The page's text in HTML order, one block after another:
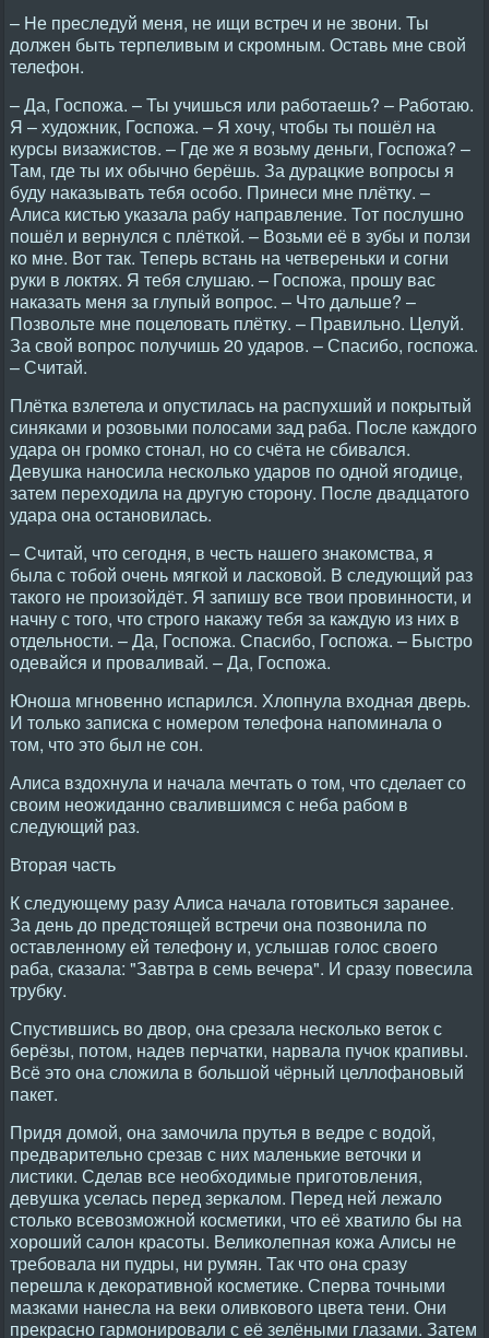
– Hе преследуй меня, не ищи встреч и не звони. Ты
должен быть терпеливым и скромным. Оставь мне свой
телефон.
– Да, Госпожа. – Ты учишься или работаешь? – Работаю.
Я – художник, Госпожа. – Я хочу, чтобы ты пошёл на
курсы визажистов. – Где же я возьму деньги, Госпожа? –
Там, где ты их обычно берёшь. За дурацкие вопросы я
буду наказывать тебя особо. Принеси мне плётку. –
Алиса кистью указала рабу направление. Тот послушно
пошёл и вернулся с плёткой. – Возьми её в зубы и ползи
ко мне. Вот так. Теперь встань на четвереньки и согни
руки в локтях. Я тебя слушаю. – Госпожа, прошу вас
наказать меня за глупый вопрос. – Что дальше? –
Позвольте мне поцеловать плётку. – Правильно. Целуй.
За свой вопрос получишь 20 ударов. – Спасибо, госпожа.
– Считай.
Плётка взлетела и опустилась на распухший и покрытый
синяками и розовыми полосами зад раба. После каждого
удара он громко стонал, но со счёта не сбивался.
Девушка наносила несколько ударов по одной ягодице,
затем переходила на другую сторону. После двадцатого
удара она остановилась.
– Считай, что сегодня, в честь нашего знакомства, я
была с тобой очень мягкой и ласковой. В следующий раз
такого не произойдёт. Я запишу все твои провинности, и
начну с того, что строго накажу тебя за каждую из них в
отдельности. – Да, Госпожа. Спасибо, Госпожа. – Быстро
одевайся и проваливай. – Да, Госпожа.
Юноша мгновенно испарился. Хлопнула входная дверь.
И только записка с номером телефона напоминала о
том, что это был не сон.
Алиса вздохнула и начала мечтать о том, что сделает со
своим неожиданно свалившимся с неба рабом в
следующий раз.
Вторая часть
К следующему разу Алиса начала готовиться заранее.
За день до предстоящей встречи она позвонила по
оставленному ей телефону и, услышав голос своего
раба, сказала: "Завтра в семь вечера". И сразу повесила
трубку.
Спустившись во двор, она срезала несколько веток с
берёзы, потом, надев перчатки, нарвала пучок крапивы.
Всё это она сложила в большой чёрный целлофановый
пакет.
Придя домой, она замочила прутья в ведре с водой,
предварительно срезав с них маленькие веточки и
листики. Сделав все необходимые приготовления,
девушка уселась перед зеркалом. Перед ней лежало
столько всевозможной косметики, что её хватило бы на
хороший салон красоты. Великолепная кожа Алисы не
требовала ни пудры, ни румян. Так что она сразу
перешла к декоративной косметике. Сперва точными
мазками нанесла на веки оливкового цвета тени. Они
прекрасно гармонировали с её зелёными глазами. Затем